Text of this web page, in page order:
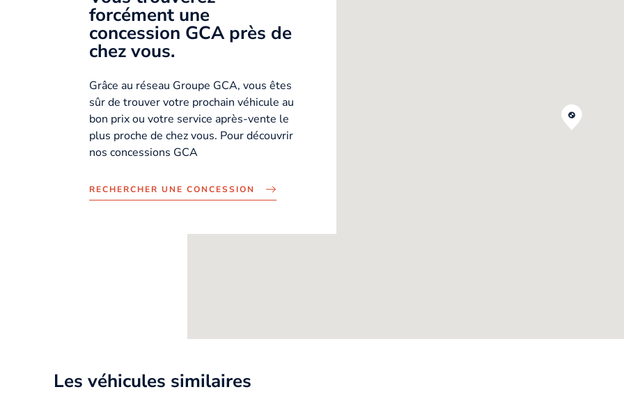
forcément une
concession GCA près de
chez vous.
Grâce au réseau Groupe GCA, vous êtes
sûr de trouver votre prochain véhicule au
bon prix ou votre service après-vente le
plus proche de chez vous. Pour découvrir
nos concessions GCA
RECHERCHER UNE CONCESSION
Les véhicules similaires